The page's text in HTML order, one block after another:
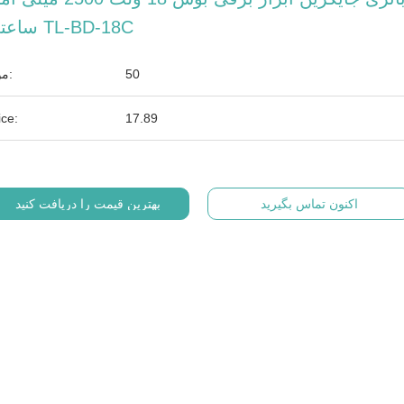
ساعتی TL-BD-18C
موق: 50
17.89
بهترین قیمت را دریافت کنید اکنون تماس بگیرید